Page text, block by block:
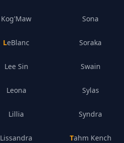
Kog'Maw
LeBlanc
Lee Sin
Leona
Lillia
Lissandra
Sona
Soraka
Swain
Sylas
Syndra
Tahm Kench